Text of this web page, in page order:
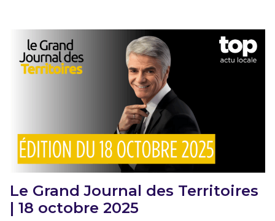
Le Grand Journal des Territoires
| 18 octobre 2025